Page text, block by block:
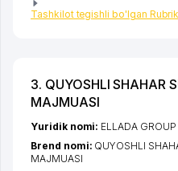
Tashkilot tegishli bo'lgan
3. QUYOSHLI SHAHAR
MAJMUASI
Yuridik nomi: ELLADA
Brend nomi: QUYOSHLI
MAJMUASI